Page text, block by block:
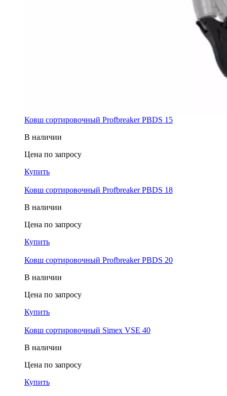
Ковш cортировочный Profbreaker PBDS 15
В наличии
Цена по запросу
Купить
Ковш cортировочный Profbreaker PBDS 18
В наличии
Цена по запросу
Купить
Ковш cортировочный Profbreaker PBDS 20
В наличии
Цена по запросу
Купить
Ковш cортировочный Simex VSE 40
В наличии
Цена по запросу
Купить